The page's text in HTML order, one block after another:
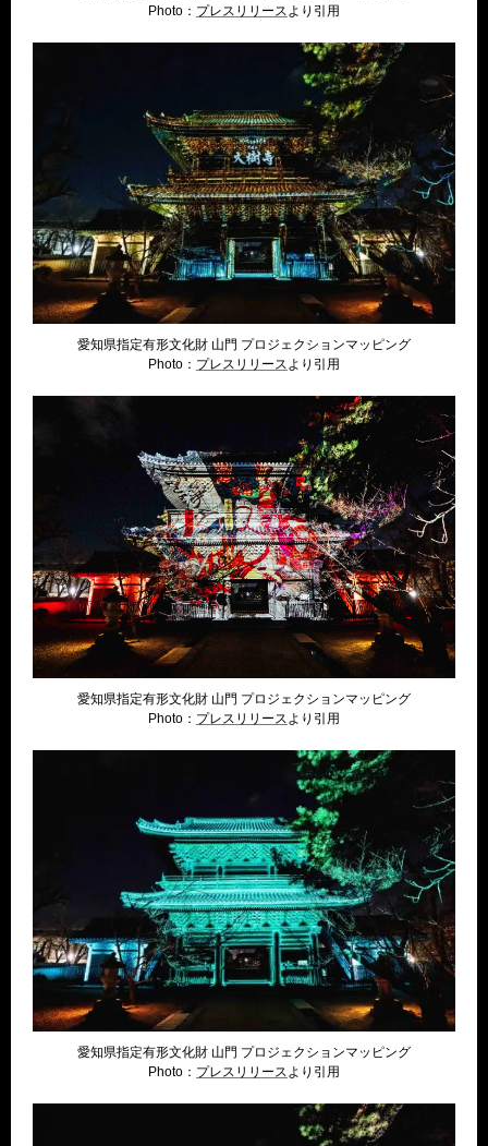
Photo： プレスリリー ス より引用
愛知県指定有形文化財 山門 プロジェクションマッピング
Photo： プレスリリースより引用
愛知県指定有形文化財 山門 プロジェクションマッピング
Photo： プレスリリースより引用
愛知県指定有形文化財 山門 プロジェクションマッピング
Photo： プレスリリースより引用